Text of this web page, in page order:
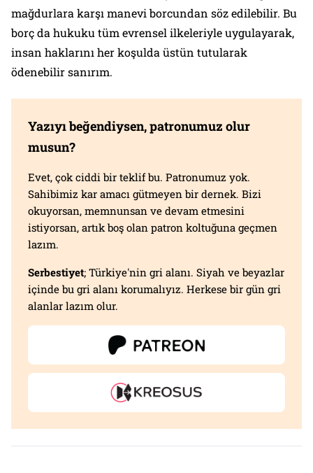
mağdurlara karşı manevi borcundan söz edilebilir. Bu
borç da hukuku tüm evrensel ilkeleriyle uygulayarak,
insan haklarını her koşulda üstün tutularak
ödenebilir sanırım.
Yazıyı beğendiysen, patronumuz olur
musun?
Evet, çok ciddi bir teklif bu. Patronumuz yok.
Sahibimiz kar amacı gütmeyen bir dernek. Bizi
okuyorsan, memnunsan ve devam etmesini
istiyorsan, artık boş olan patron koltuğuna geçmen
lazım.
Serbestiyet; Türkiye'nin gri alanı. Siyah ve beyazlar
içinde bu gri alanı korumalıyız. Herkese bir gün gri
alanlar lazım olur.